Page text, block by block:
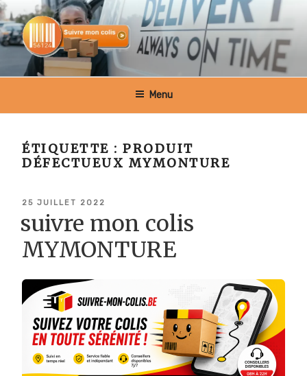
Aller
au
contenu
principal
SUIVRE MON COLIS BELGIQUE
Menu
ÉTIQUETTE :PRODUIT
DÉFECTUEUX MYMONTURE
PUBLIÉ
25 JUILLET 2022
suivre mon colis
MYMONTURE